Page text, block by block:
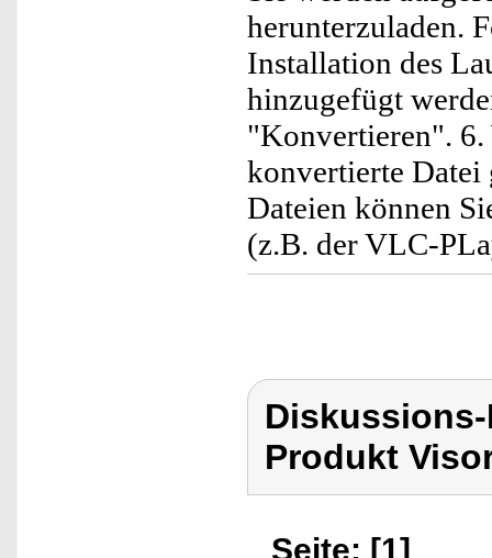
herunterzuladen.
Installation des
hinzugefügt
"Konvertieren". 6.
konvertierte Datei
Dateien können
(z.B. der VLC-
Produkt
Seite: [1]